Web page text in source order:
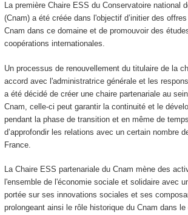
La première Chaire ESS du Conservatoire national
(Cnam) a été créée dans l'objectif d’initier des
Cnam dans ce domaine et de promouvoir des
coopérations internationales.
Un processus de renouvellement du titulaire de la
accord avec l'administratrice générale et les
a été décidé de créer une chaire partenariale au
Cnam, celle-ci peut garantir la continuité et le
pendant la phase de transition et en même de
d’approfondir les relations avec un certain nombre
France.
La Chaire ESS partenariale du Cnam mène des
l'ensemble de l'économie sociale et solidaire avec
portée sur ses innovations sociales et ses
prolongeant ainsi le rôle historique du Cnam dans le